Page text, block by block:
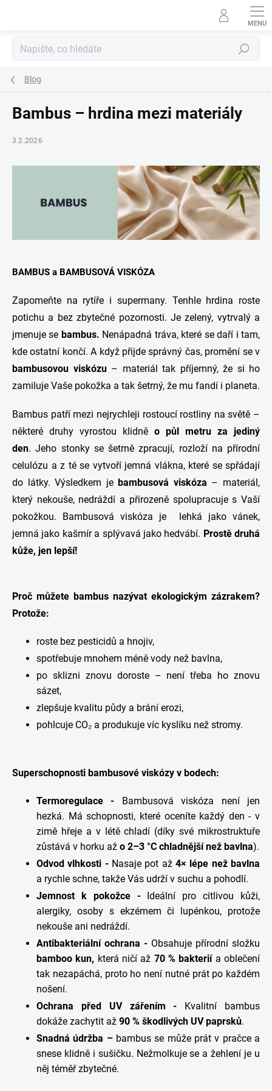
Hledat
Blog
Bambus – hrdina mezi materiály
3.2.2026
BAMBUS a BAMBUSOVÁ VISKÓZA
Zapomeňte na rytíře i supermany. Tenhle hrdina roste
potichu a bez zbytečné pozornosti. Je zelený, vytrvalý a
jmenuje se bambus. Nenápadná tráva, které se daří i tam,
kde ostatní končí. A když přijde správný čas, promění se v
bambusovou viskózu– materiál tak příjemný, že si ho
zamiluje Vaše pokožka a tak šetrný, že mu fandí i planeta.
Bambus patří mezi nejrychleji rostoucí rostliny na světě –
některé druhy vyrostou klidně o půl metru za jediný
den.Jeho stonky se šetrně zpracují, rozloží na přírodní
celulózu a z té se vytvoří jemná vlákna, které se spřádají
do látky. Výsledkem je bambusová viskóza – materiál,
který nekouše, nedráždí a přirozeně spolupracuje s Vaší
pokožkou. Bambusová viskóza je lehká jako vánek,
jemná jako kašmír a splývavá jako hedvábí. Prostě druhá
kůže, jen lepší!
Proč můžete bambus nazývat ekologickým zázrakem?
Protože:
roste bez pesticidů a hnojiv,
spotřebuje mnohem méně vody než bavlna,
po sklizni znovu doroste – není třeba ho znovu
sázet,
zlepšuje kvalitu půdy a brání erozi,
pohlcuje CO₂ a produkuje víc kyslíku než stromy.
Superschopnosti bambusové viskózy v bodech:
Termoregulace -
Bambusová viskóza není jen
hezká. Má schopnosti, které oceníte každý den - v
zimě hřeje a v létě chladí (díky své mikrostruktuře
zůstává v horku až o 2–3 °C chladnější než bavlna).
Odvod vlhkosti -Nasaje pot až4× lépe než bavlna
a rychle schne, takže Vás udrží v suchu a pohodlí.
Jemnost k pokožce -Ideální pro citlivou kůži,
alergiky, osoby s ekzémem či lupénkou, protože
nekouše ani nedráždí.
Antibakteriální ochrana - Obsahuje přírodní složku
bamboo kun, která ničí až 70 % bakteriía oblečení
tak nezapáchá, proto ho není nutné prát po každém
nošení.
Ochrana před UV zářením - Kvalitní bambus
dokáže zachytit až 90 % škodlivých UV paprsků.
Snadná údržba –bambus se může prát v pračce a
snese klidně i sušičku. Nežmolkuje se a žehlení je u
něj téměř zbytečné.